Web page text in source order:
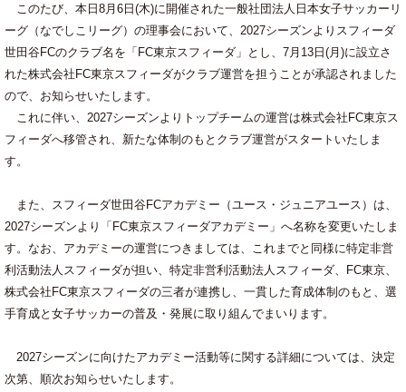
このたび、本日8月6日(木)に開催された一般社団法人日本女子サッカーリ
ーグ（なでしこリーグ）の理事会において、2027シーズンよりスフィーダ
世田谷FCのクラブ名を「FC東京スフィーダ」とし、7月13日(月)に設立さ
れた株式会社FC東京スフィーダがクラブ運営を担うことが承認されました
ので、お知らせいたします。
これに伴い、2027シーズンよりトップチームの運営は株式会社FC東京ス
フィーダへ移管され、新たな体制のもとクラブ運営がスタートいたしま
す。
また、スフィーダ世田谷FCアカデミー（ユース・ジュニアユース）は、
2027シーズンより「FC東京スフィーダアカデミー」へ名称を変更いたしま
す。なお、アカデミーの運営につきましては、これまでと同様に特定非営
利活動法人スフィーダが担い、特定非営利活動法人スフィーダ、FC東京、
株式会社FC東京スフィーダの三者が連携し、一貫した育成体制のもと、選
手育成と女子サッカーの普及・発展に取り組んでまいります。
2027シーズンに向けたアカデミー活動等に関する詳細については、決定
次第、順次お知らせいたします。